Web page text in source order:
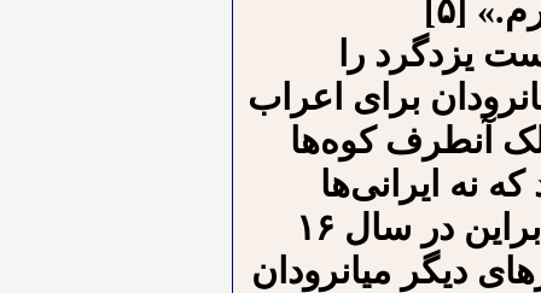
[۵]
یزدگرد را
برای اعراب
آنطرف کوه‌ها
نه ایرانی‌ها
می‌توانستند از آن بگذرند و نه اعراب.» بنابراین در سال ۱۶
دیگر میانرودان